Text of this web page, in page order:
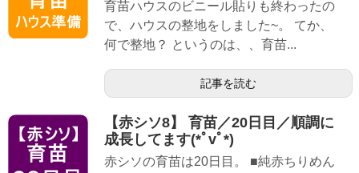
育苗ハウスのビニール貼りも終わったの
で、ハウスの整地をしました~。 てか、
何で整地？ というのは、、育苗...
記事を読む
【赤シソ8】 育苗／20日目／順調に
成長してます(*ﾟvﾟ*)
赤シソの育苗は20日目。 ■純赤ちりめん